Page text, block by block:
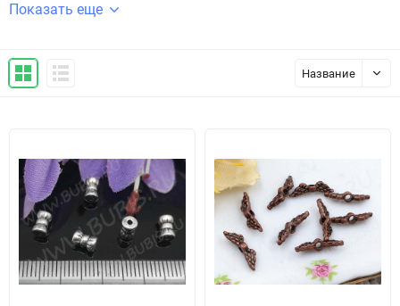
Показать еще
Название